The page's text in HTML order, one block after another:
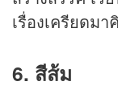
เรื่องเครียดมา
6. สีส้ม